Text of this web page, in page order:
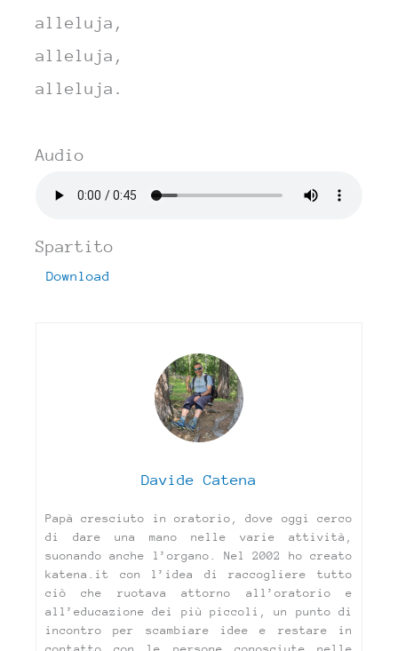
al leluja,
alleluja,
al leluja.
Audio
Spartito
Download
Davide Catena
Papà cresciuto in oratorio, dove oggi cerco
di dare una mano nelle varie attività,
suonando anche l’organo. Nel 2002 ho creato
katena.it con l’idea di raccogliere tutto
ciò che ruotava attorno all’oratorio e
all’educazione dei più piccoli, un punto di
incontro per scambiare idee e restare in